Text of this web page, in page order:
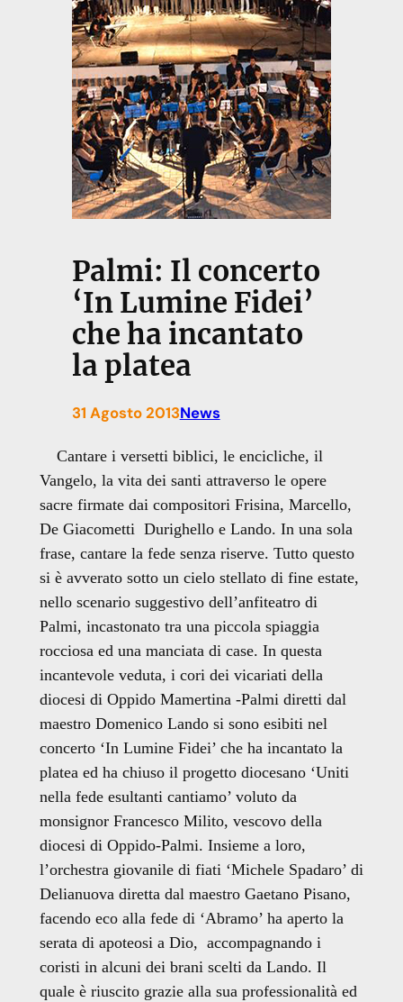
Palmi: Il concerto
‘In Lumine Fidei’
che ha incantato
la platea
31 Agosto 2013News
Cantare i versetti biblici, le encicliche, il
Vangelo, la vita dei santi attraverso le opere
sacre firmate dai compositori Frisina, Marcello,
De Giacometti Durighello e Lando. In una sola
frase, cantare la fede senza riserve. Tutto questo
si è avverato sotto un cielo stellato di fine estate,
nello scenario suggestivo dell’anfiteatro di
Palmi, incastonato tra una piccola spiaggia
rocciosa ed una manciata di case. In questa
incantevole veduta, i cori dei vicariati della
diocesi di Oppido Mamertina -Palmi diretti dal
maestro Domenico Lando si sono esibiti nel
concerto ‘In Lumine Fidei’ che ha incantato la
platea ed ha chiuso il progetto diocesano ‘Uniti
nella fede esultanti cantiamo’ voluto da
monsignor Francesco Milito, vescovo della
diocesi di Oppido-Palmi. Insieme a loro,
l’orchestra giovanile di fiati ‘Michele Spadaro’ di
Delianuova diretta dal maestro Gaetano Pisano,
facendo eco alla fede di ‘Abramo’ ha aperto la
serata di apoteosi a Dio, accompagnando i
coristi in alcuni dei brani scelti da Lando. Il
quale è riuscito grazie alla sua professionalità ed